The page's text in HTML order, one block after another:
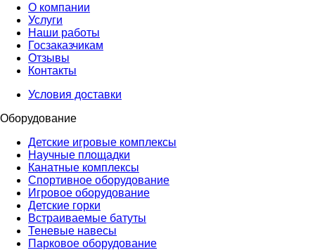
О компании
Услуги
Наши работы
Госзаказчикам
Отзывы
Контакты
Условия доставки
Оборудование
Детские игровые комплексы
Научные площадки
Канатные комплексы
Спортивное оборудование
Игровое оборудование
Детские горки
Встраиваемые батуты
Теневые навесы
Парковое оборудование